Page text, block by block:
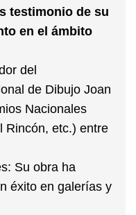
testimonio de su
en el ámbito
del
de Dibujo Joan
Nacionales
Rincón, etc.) entre
Su obra ha
éxito en galerías y